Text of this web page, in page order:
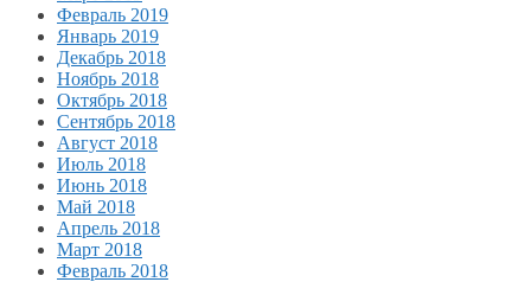
Февраль 2019
Январь 2019
Декабрь 2018
Ноябрь 2018
Октябрь 2018
Сентябрь 2018
Август 2018
Июль 2018
Июнь 2018
Май 2018
Апрель 2018
Март 2018
Февраль 2018